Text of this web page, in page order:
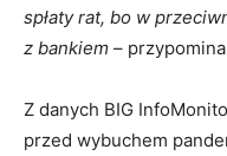
spłaty rat, bo w
z bankiem –
Z danych BIG
przed wybuchem